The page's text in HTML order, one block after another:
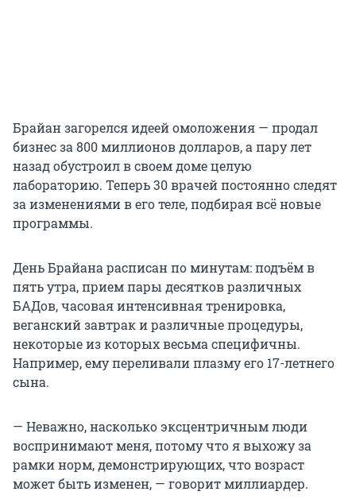
Брайан загорелся идеей омоложения — продал
бизнес за 800 миллионов долларов, а пару лет
назад обустроил в своем доме целую
лабораторию. Теперь 30 врачей постоянно следят
за изменениями в его теле, подбирая всё новые
программы.
День Брайана расписан по минутам: подъём в
пять утра, прием пары десятков различных
БАДов, часовая интенсивная тренировка,
веганский завтрак и различные процедуры,
некоторые из которых весьма специфичны.
Например, ему переливали плазму его 17-летнего
сына.
— Неважно, насколько эксцентричным люди
воспринимают меня, потому что я выхожу за
рамки норм, демонстрирующих, что возраст
может быть изменен, — говорит миллиардер.